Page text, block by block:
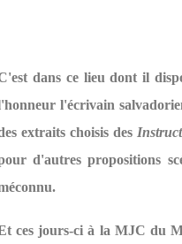
dans ce lieu dont il
l'écrivain
extraits choisis des
d'autres propositions
ces jours-ci à la MJC du